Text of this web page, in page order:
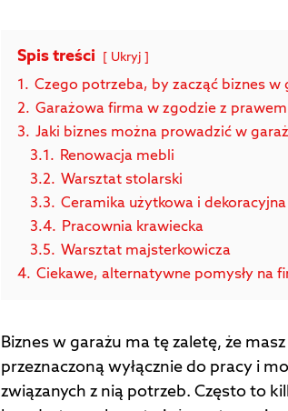
Spis treści Ukryj
1. Czego potrzeba, by zacząć biznes w
2. Garażowa firma w zgodzie z prawem
3. Jaki biznes można prowadzić w
3.1. Renowacja mebli
3.2. Warsztat stolarski
3.3. Ceramika użytkowa i dekoracyjna
3.4. Pracownia krawiecka
3.5. Warsztat majsterkowicza
4. Ciekawe, alternatywne pomysły na
Biznes w garażu ma tę zaletę, że
przeznaczoną wyłącznie do pracy i
związanych z nią potrzeb. Często to